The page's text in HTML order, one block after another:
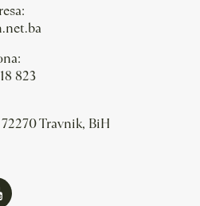
823
72270 Travnik, BiH